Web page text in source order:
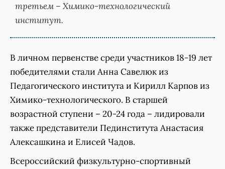
третьем – Химико-технологический
институт.
В личном первенстве среди участников 18-19 лет
победителями стали Анна Савелюк из
Педагогического института и Кирилл Карпов из
Химико-технологического. В старшей
возрастной ступени – 20-24 года – лидировали
также представители Пединститута Анастасия
Алексашкина и Елисей Чадов.
Всероссийский физкультурно-спортивный